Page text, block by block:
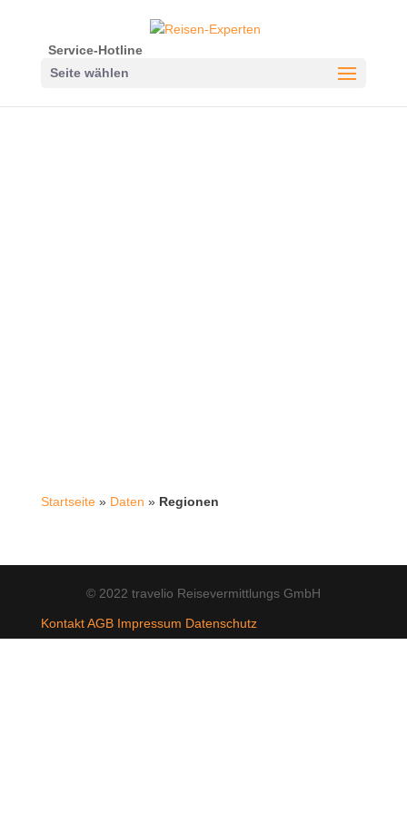
Service-Hotline
Seite wählen
Startseite» Daten » Regionen
© 2022 travelio Reisevermittlungs GmbH
Kontakt AGB Impressum Datenschutz